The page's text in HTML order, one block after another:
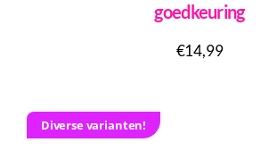
goedkeuring
€14,99
Diverse varianten!